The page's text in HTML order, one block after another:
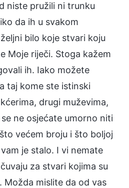
niste pružili ni trunku
da ih u svakom
bilo koje stvari koju
Moje riječi. Stoga kažem
ih. Iako možete
taj kome ste istinski
drugi muževima,
ne osjećate umorno niti
većem broju i što boljoj
je stalo. I vi nemate
za stvari kojima su
Možda mislite da od vas